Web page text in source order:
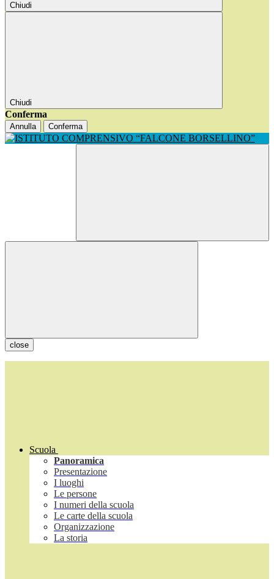
Chiudi
Chiudi
Conferma
Annulla Conferma
close
Scuola
Panoramica
Presentazione
I luoghi
Le persone
I numeri della scuola
Le carte della scuola
Organizzazione
La storia